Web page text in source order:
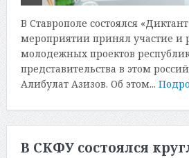
В Ставрополе состоялся
мероприятии принял участие и
молодежных проектов
представительства в этом
Алибулат Азизов. Об этом...
В СКФУ состоялся